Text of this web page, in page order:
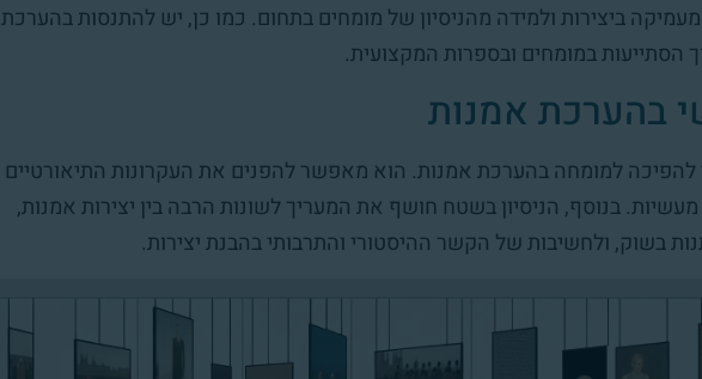
מעמיקה ביצירות ולמידה מהניסיון של מומחים בתחום. כמו כן, יש להתנסות בהערכת
הסתייעות במומחים ובספרות המקצועית.
בהערכת אמנות
להפיכה למומחה בהערכת אמנות. הוא מאפשר להפנים את העקרונות התיאורטיים
מעשיות. בנוסף, הניסיון בשטח חושף את המעריך לשונות הרבה בין יצירות אמנות,
בשוק, ולחשיבות של הקשר ההיסטורי והתרבותי בהבנת יצירות.